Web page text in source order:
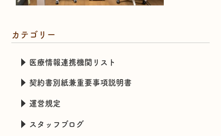
カテゴリー
医療情報連携機関リスト
契約書別紙兼重要事項説明書
運営規定
スタッフブログ